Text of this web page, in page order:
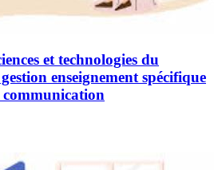
et technologies du
enseignement spécifique
communication